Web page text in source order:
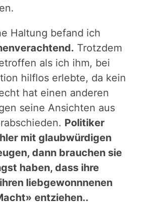
Haltung befand ich
Trotzdem
als ich ihm, bei
hilflos erlebte, da kein
hat einen anderen
seine Ansichten aus
Politiker
mit glaubwürdigen
dann brauchen sie
haben, dass ihre
liebgewonnnenen
entziehen..